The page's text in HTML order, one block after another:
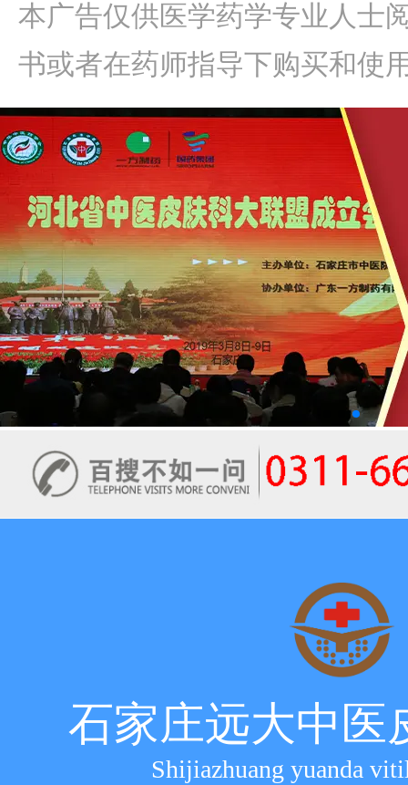
本广告仅供医学药学专业人士
书或者在药师指导下购买和使
石家庄远大中医
Shijiazhuang yuanda